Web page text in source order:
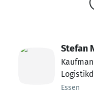
Stefan
Essen